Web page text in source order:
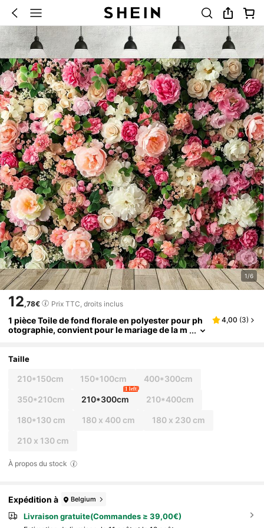
1/6
12,78€ Prix TTC, droits inclus
1 pièce Toile de fond florale en polyester pour ph
otographie, convient pour le mariage de la m
rsaire, la décoration des fêtes
4,00 (3)
Taille
210*150cm 150*100cm 400*300cm
350*210cm 210*300cm
1 left
210*400cm
180*130 cm 180 x 400 cm 180 x 230 cm
210 x 130 cm
À propos du stock
Expédition à Belgium
Livraison gratuite(Commandes ≥ 39,00€)